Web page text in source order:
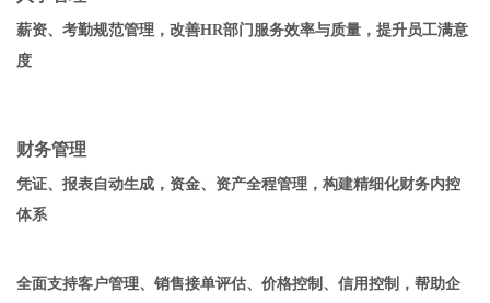
薪资、考勤规范管理，改善HR部门服务效率与质量，提升员工满意
度
财务管理
凭证、报表自动生成，资金、资产全程管理，构建精细化财务内控
体系
全面支持客户管理、销售接单评估、价格控制、信用控制，帮助企